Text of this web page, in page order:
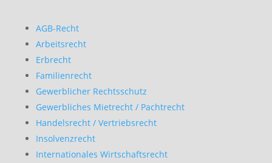
AGB-Recht
Arbeitsrecht
Erbrecht
Familienrecht
Gewerblicher Rechtsschutz
Gewerbliches Mietrecht / Pachtrecht
Handelsrecht / Vertriebsrecht
Insolvenzrecht
Internationales Wirtschaftsrecht